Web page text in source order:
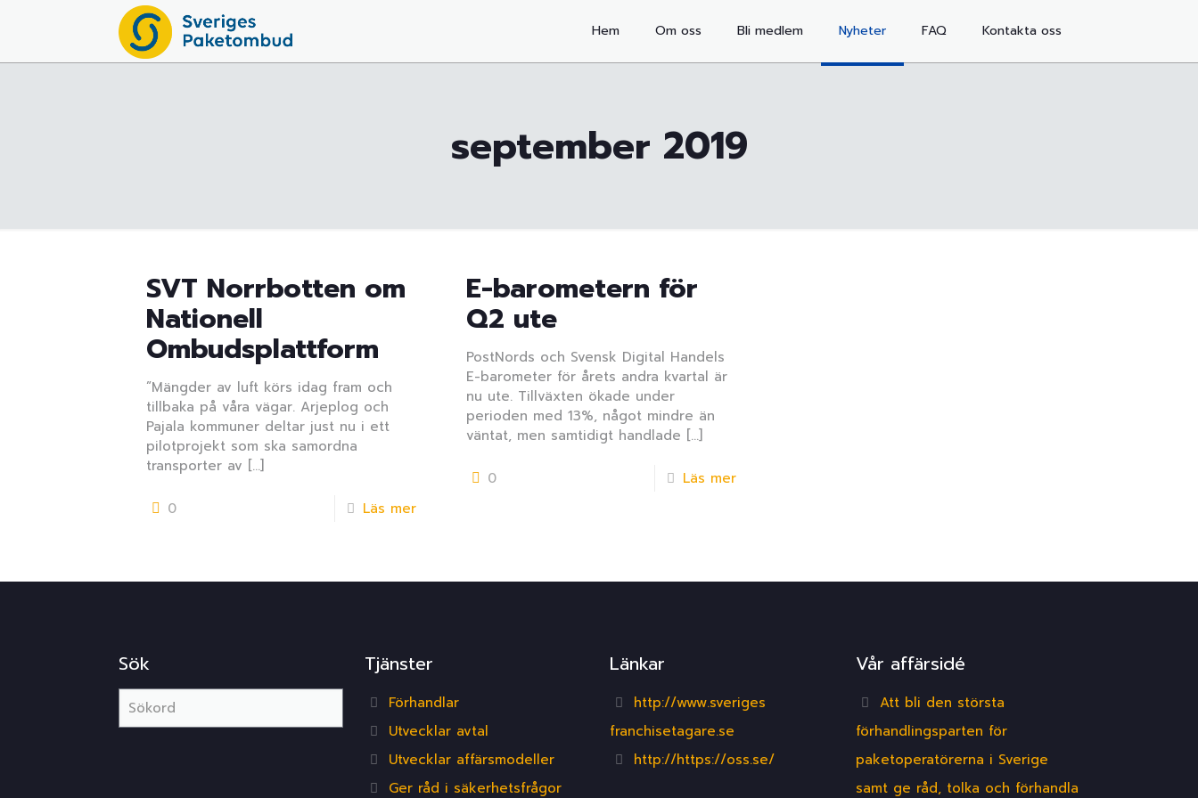
Hem Om oss Bli medlem Nyheter FAQ Kontakta oss
september 2019
SVT Norrbotten om
Nationell
Ombudsplattform
”Mängder av luft körs idag fram och
tillbaka på våra vägar. Arjeplog och
Pajala kommuner deltar just nu i ett
pilotprojekt som ska samordna
transporter av […]
0 Läs mer
E-barometern för
Q2 ute
PostNords och Svensk Digital Handels
E-barometer för årets andra kvartal är
nu ute. Tillväxten ökade under
perioden med 13%, något mindre än
väntat, men samtidigt handlade […]
0 Läs mer
Sök Tjänster
Förhandlar
Utvecklar avtal
Utvecklar affärsmodeller
Ger råd i säkerhetsfrågor
Länkar
http://www.sveriges
franchisetagare.se
http://https://oss.se/
Vår affärsidé
Att bli den största
förhandlingsparten för
paketoperatörerna i Sverige
samt ge råd, tolka och förhandla